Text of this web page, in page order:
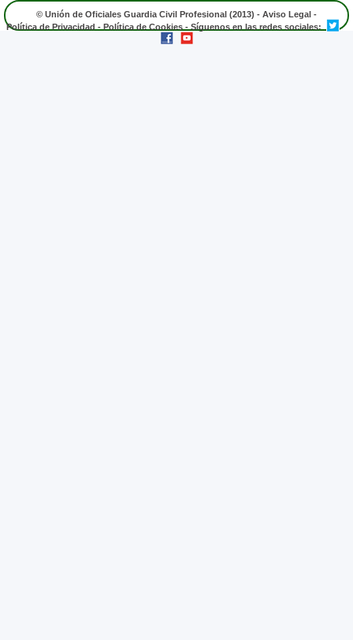
© Unión de Oficiales Guardia Civil Profesional (2013) - Aviso Legal -
Política de Privacidad - Política de Cookies - Síguenos en las redes sociales: